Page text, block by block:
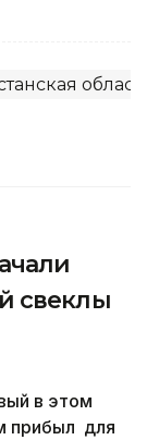
свеклы
в этом
прибыл для